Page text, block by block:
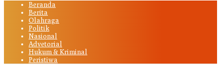
Beranda
Berita
Olahraga
Politik
Nasional
Advetorial
Hukum & Kriminal
Peristiwa